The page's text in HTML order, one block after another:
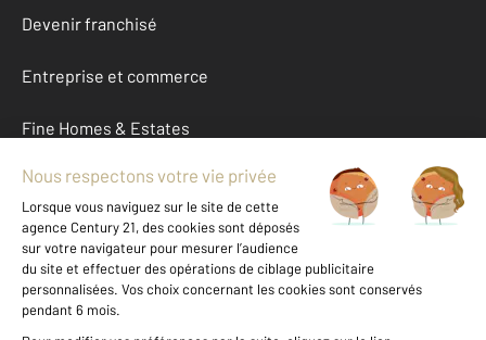
Devenir franchisé
Entreprise et commerce
Fine Homes & Estates
À propos
International
Nous contacter